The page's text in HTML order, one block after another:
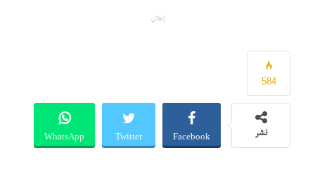
إعلان
584
نشر Facebook
Twitter
WhatsApp